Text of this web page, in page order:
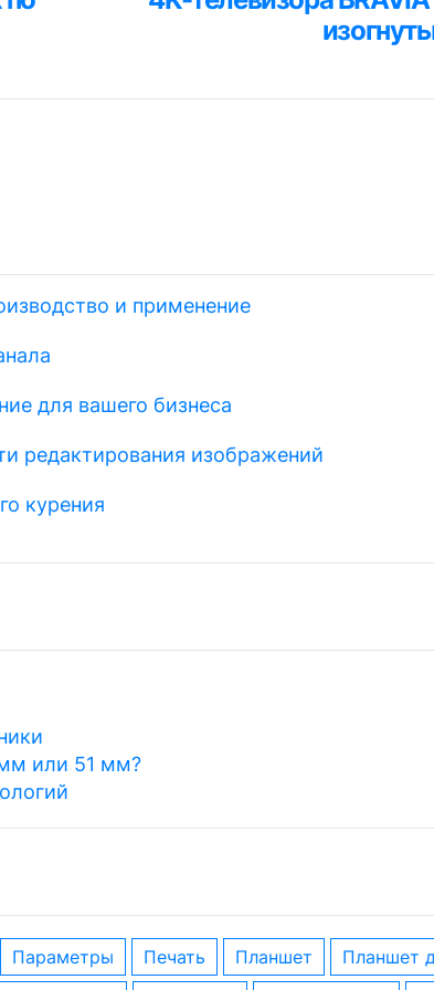
и применение
для вашего бизнеса
редактирования изображений
курения
или 51 мм?
параметры печать планшет
планшет